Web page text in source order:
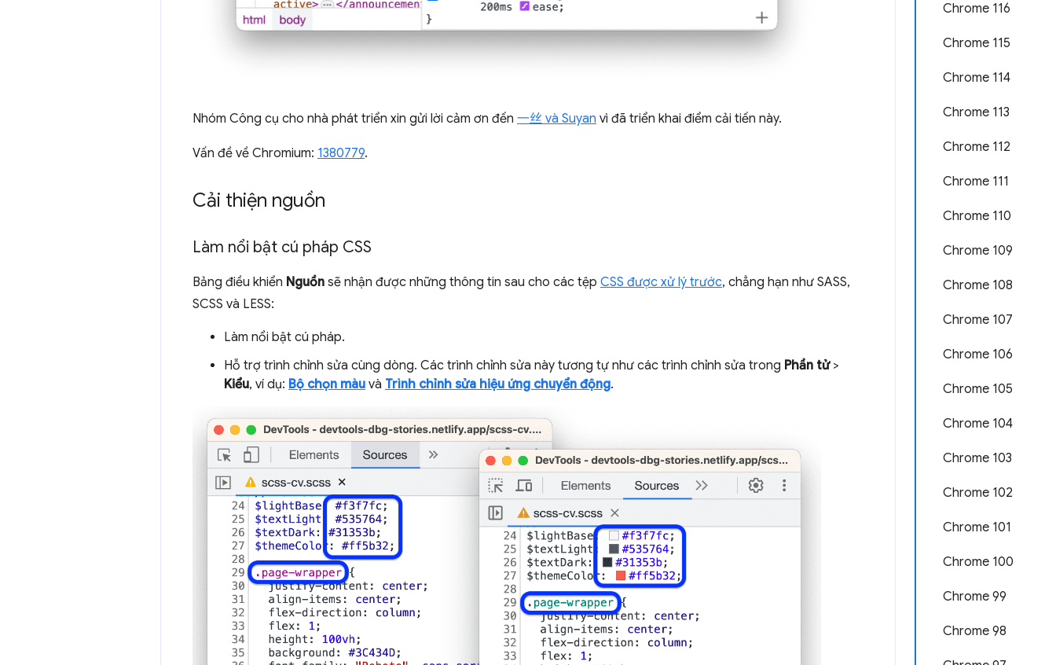
Chrome 116
Chrome 115
Chrome 114
Chrome 113
Chrome 112
Chrome 111
Chrome 110
Chrome 109
Chrome 108
Chrome 107
Chrome 106
Chrome 105
Chrome 104
Chrome 103
Chrome 102
Chrome 101
Chrome 100
Chrome 99
Chrome 98
Nhóm Công cụ cho nhà phát triển xin gửi lời cảm ơn đến 一丝 và Suyan vì đã triển khai điểm cải tiến này.
Vấn đề về Chromium: 1380779.
Cải thiện nguồn
Làm nổi bật cú pháp CSS
Bảng điều khiển Nguồn sẽ nhận được những thông tin sau cho các tệp CSS được xử lý trước, chẳng hạn như SASS,
SCSS và LESS:
Làm nổi bật cú pháp.
Hỗ trợ trình chỉnh sửa cùng dòng. Các trình chỉnh sửa này tương tự như các trình chỉnh sửa trong Phần tử>
Kiểu, ví dụ: Bộ chọn màu và Trình chỉnh sửa hiệu ứng chuyển động.